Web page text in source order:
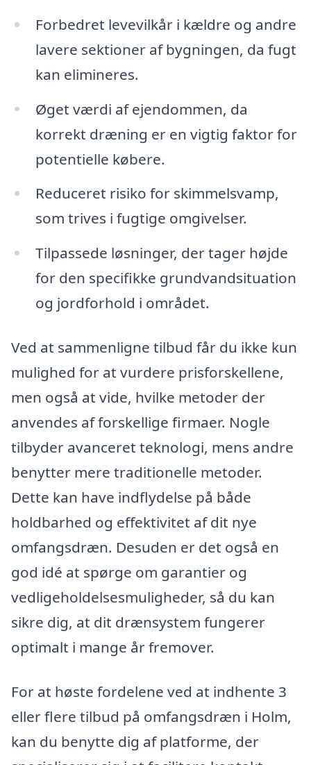
Forbedret levevilkår i kældre og andre
lavere sektioner af bygningen, da fugt
kan elimineres.
Øget værdi af ejendommen, da
korrekt dræning er en vigtig faktor for
potentielle købere.
Reduceret risiko for skimmelsvamp,
som trives i fugtige omgivelser.
Tilpassede løsninger, der tager højde
for den specifikke grundvandsituation
og jordforhold i området.
Ved at sammenligne tilbud får du ikke kun
mulighed for at vurdere prisforskellene,
men også at vide, hvilke metoder der
anvendes af forskellige firmaer. Nogle
tilbyder avanceret teknologi, mens andre
benytter mere traditionelle metoder.
Dette kan have indflydelse på både
holdbarhed og effektivitet af dit nye
omfangsdræn. Desuden er det også en
god idé at spørge om garantier og
vedligeholdelsesmuligheder, så du kan
sikre dig, at dit drænsystem fungerer
optimalt i mange år fremover.
For at høste fordelene ved at indhente 3
eller flere tilbud på omfangsdræn i Holm,
kan du benytte dig af platforme, der